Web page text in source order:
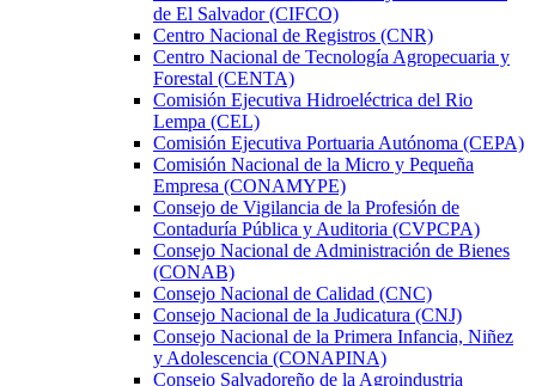
de El Salvador (CIFCO)
Centro Nacional de Registros (CNR)
Centro Nacional de Tecnología Agropecuaria y
Forestal (CENTA)
Comisión Ejecutiva Hidroeléctrica del Rio
Lempa (CEL)
Comisión Ejecutiva Portuaria Autónoma (CEPA)
Comisión Nacional de la Micro y Pequeña
Empresa (CONAMYPE)
Consejo de Vigilancia de la Profesión de
Contaduría Pública y Auditoria (CVPCPA)
Consejo Nacional de Administración de Bienes
(CONAB)
Consejo Nacional de Calidad (CNC)
Consejo Nacional de la Judicatura (CNJ)
Consejo Nacional de la Primera Infancia, Niñez
y Adolescencia (CONAPINA)
Consejo Salvadoreño de la Agroindustria